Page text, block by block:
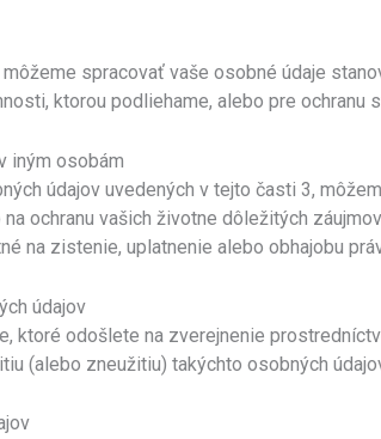
spracovať vaše osobné údaje
ktorou podliehame, alebo pre
iným osobám
údajov uvedených v tejto časti 3,
ochranu vašich životne dôležitých
na zistenie, uplatnenie alebo obhajobu
údajov
ktoré odošlete na zverejnenie
(alebo zneužitiu) takýchto osobných